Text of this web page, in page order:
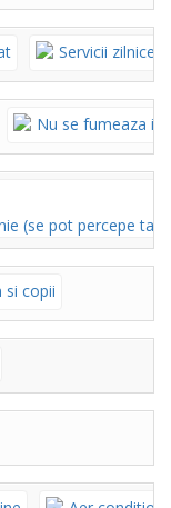
Servicii zilnice
Nu se fumeaza in
(se pot percepe
si copii